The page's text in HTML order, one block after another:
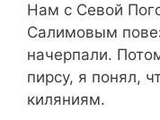
Нам с Севой
Салимовым
начерпали.
пирсу, я понял,
киляниям.